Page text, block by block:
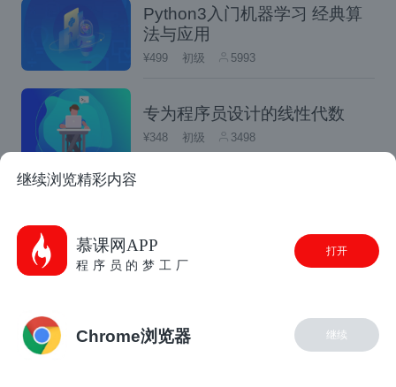
继续浏览精彩内容
慕课网APP
程序员的梦工厂
打开
Chrome浏览器 继续
$ python3 -m pip install hatch
在运行该命令之后，你可以验证Hatch是否已
经安装成功。
运行此命令来查看 hatch的版本号:
$ hatch --version
我的版本是1.14.0，但你可能得到的版本会更
晚一些。
这里。本笔记的演示目录是“2513-htcreatepa
Python3入门机器学习 经典算
法与应用
¥499 初级 5993
专为程序员设计的线性代数
¥348 初级 3498